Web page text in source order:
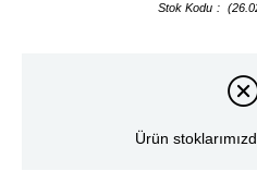
Stok Kodu
Ürün